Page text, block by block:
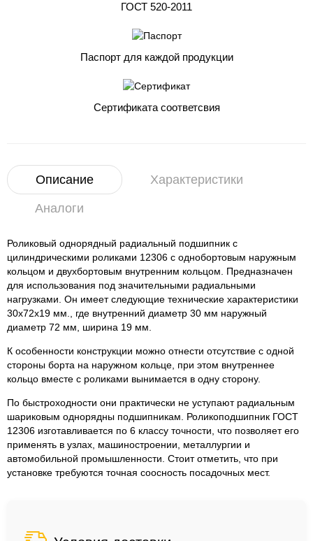
ГОСТ 520-2011
Паспорт для каждой продукции
Сертификата соответсвия
Описание Характеристики
Аналоги
Роликовый однорядный радиальный подшипник с
цилиндрическими роликами 12306 с однобортовым наружным
кольцом и двухбортовым внутренним кольцом. Предназначен
для использования под значительными радиальными
нагрузками. Он имеет следующие технические характеристики
30x72x19 мм., где внутренний диаметр 30 мм наружный
диаметр 72 мм, ширина 19 мм.
К особенности конструкции можно отнести отсутствие с одной
стороны борта на наружном кольце, при этом внутреннее
кольцо вместе с роликами вынимается в одну сторону.
По быстроходности они практически не уступают радиальным
шариковым однорядны подшипникам. Роликоподшипник ГОСТ
12306 изготавливается по 6 классу точности, что позволяет его
применять в узлах, машиностроении, металлургии и
автомобильной промышленности. Стоит отметить, что при
установке требуются точная соосность посадочных мест.